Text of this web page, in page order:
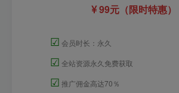
99元（限时特惠）
☑ 会员时长：永久
☑ 全站资源永久免费获取
☑ 推广佣金高达70％